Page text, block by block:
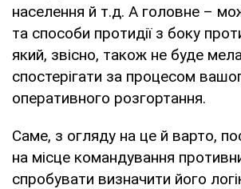
населення й т.д. А головне –
та способи протидії з боку
який, звісно, також не буде
спостерігати за процесом
оперативного розгортання.
Саме, з огляду на це й варто,
на місце командування
спробувати визначити його